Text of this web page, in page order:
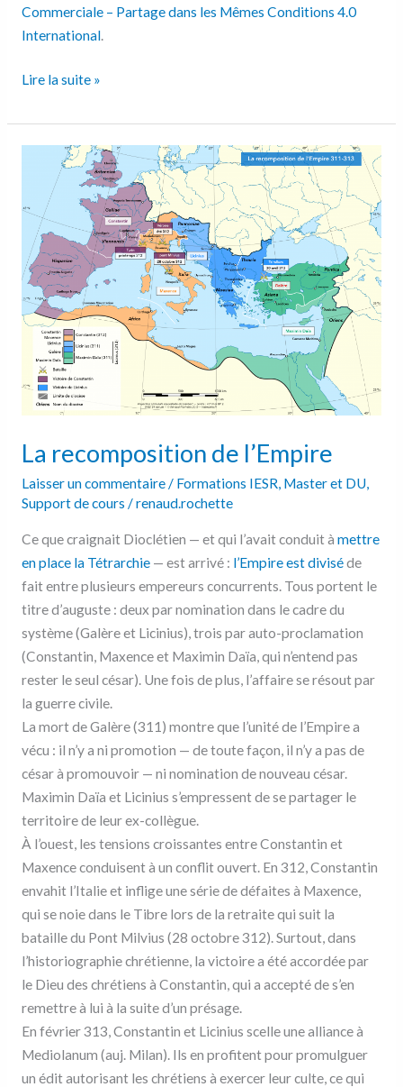
Commerciale – Partage dans les Mêmes Conditions 4.0
International.
Lire la suite »
La recomposition de l’Empire
Laisser un commentaire/ Formations IESR, Master et DU,
Support de cours /renaud.rochette
Ce que craignait Dioclétien — et qui l’avait conduit à mettre
en place la Tétrarchie— est arrivé : l’Empire est diviséde
fait entre plusieurs empereurs concurrents. Tous portent le
titre d’auguste : deux par nomination dans le cadre du
système (Galère et Licinius), trois par auto-proclamation
(Constantin, Maxence et Maximin Daïa, qui n’entend pas
rester le seul césar). Une fois de plus, l’affaire se résout par
la guerre civile.
La mort de Galère (311) montre que l’unité de l’Empire a
vécu : il n’y a ni promotion — de toute façon, il n’y a pas de
césar à promouvoir — ni nomination de nouveau césar.
Maximin Daïa et Licinius s’empressent de se partager le
territoire de leur ex-collègue.
À l’ouest, les tensions croissantes entre Constantin et
Maxence conduisent à un conflit ouvert. En 312, Constantin
envahit l’Italie et inflige une série de défaites à Maxence,
qui se noie dans le Tibre lors de la retraite qui suit la
bataille du Pont Milvius (28 octobre 312). Surtout, dans
l’historiographie chrétienne, la victoire a été accordée par
le Dieu des chrétiens à Constantin, qui a accepté de s’en
remettre à lui à la suite d’un présage.
En février 313, Constantin et Licinius scelle une alliance à
Mediolanum (auj. Milan). Ils en profitent pour promulguer
un édit autorisant les chrétiens à exercer leur culte, ce qui
recomposition
de
l’Empire